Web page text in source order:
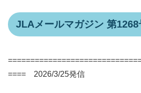
JLAメールマガジン 第1268
==== 2026/3/25発信